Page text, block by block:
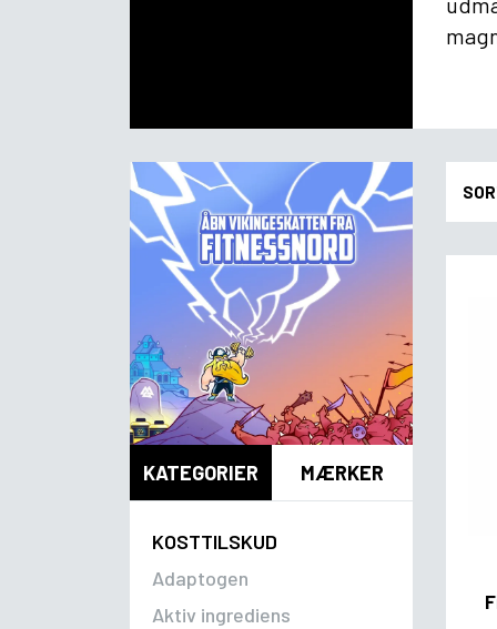
KATEGORIER MÆRKER
KOSTTILSKUD
Adaptogen
Aktiv ingrediens